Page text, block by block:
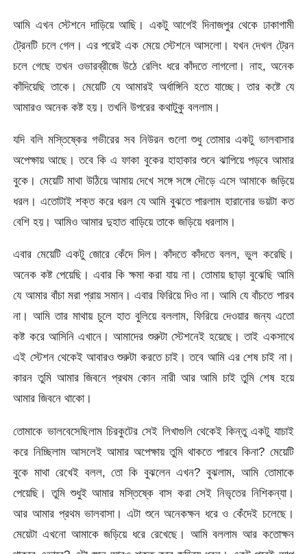
আমি এখন স্টেশনে দাড়িয়ে আছি। একটু আগেই দিনাজপুর থেকে ঢাকাগামী
ট্রেনটি চলে গেল। এর পরেই এক মেয়ে স্টেশনে আসলো। যখন দেখল ট্রেন
চলে গেছে তখন ওভারব্রীজে উঠে রেলিং ধরে কাঁদতে লাগলো। নাহ, অনেক
কাঁদিয়েছি তাকে। মেয়েটি যে আমারই অর্ধাঙ্গিনি হতে যাচ্ছে। তার কষ্টে যে
আমারও অনেক কষ্ট হয়। তখনি উপরের কথাটুকু বললাম।
যদি বলি মস্তিষ্কের গভীরের সব নিউরন গুলো শুধু তোমার একটু ভালবাসার
অপেক্ষায় আছে। তবে কি এ ফাকা বুকের হাহাকার শুনে ঝাপিয়ে পড়বে আমার
বুকে। মেয়েটি মাথা উঠিয়ে আমায় দেখে সঙ্গে সঙ্গে দৌড়ে এসে আমাকে জড়িয়ে
ধরল। এতোটাই শক্ত করে ধরল যে আমি বুঝতে পারলাম হারানোর ভয়টা কত
বেশি হয়। আমিও আমার দুহাত বাড়িয়ে তাকে জড়িয়ে ধরলাম।
এবার মেয়েটি একটু জোরে কেঁদে দিল। কাঁদতে কাঁদতে বলল, ভুল করেছি।
অনেক কষ্ট পেয়েছি। এবার কি ক্ষমা করা যায় না। তোমায় ছাড়া বুঝেছি আমি
যে আমার বাঁচা মরা প্রায় সমান। এবার ফিরিয়ে দিও না। আমি যে বাঁচতে পারব
না। আমি তার মাথায় চুলে হাত বুলিয়ে বললাম, ফিরিয়ে দেওয়ার জন্য এতো
কষ্ট করে আসিনি এখানে। আমাদের শুরুটা স্টেশনেই হয়েছে। তাই একসাথে
এই স্টেশন থেকেই আবারও শুরুটা করতে চাই। তবে আমি এর শেষ চাই না।
কারন তুমি আমার জিবনে প্রথম কোন নারী আর আমি চাই তুমি শেষ হয়ে
আমার জিবনে থাকো।
তোমাকে ভালবেসেছিলাম চিরকুটের সেই লিখাগুলি থেকেই কিন্তু একটু যাচাই
করে নিচ্ছিলাম আসলেই আমার অপেক্ষায় তুমি থাকতে পারবে কিনা? মেয়েটি
বুকে মাথা রেখেই বলল, তো কি বুঝলেন এখন? বুঝলাম, আমি তোমাকে
পেয়েছি। তুমি শুধুই আমার মস্তিষ্কে বাস করা সেই নিভৃতের নিশিকন্যা।
আর আমার প্রথম ভালবাসা। এটা শুনে অনেকক্ষন ধরে ও কেঁদেই চলেছে।
মেয়েটা এখনো আমাকে জড়িয়ে ধরে রেখেছে। আমি বললাম আর কতোক্ষন